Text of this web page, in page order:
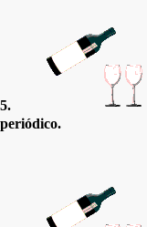
5.
periódico.